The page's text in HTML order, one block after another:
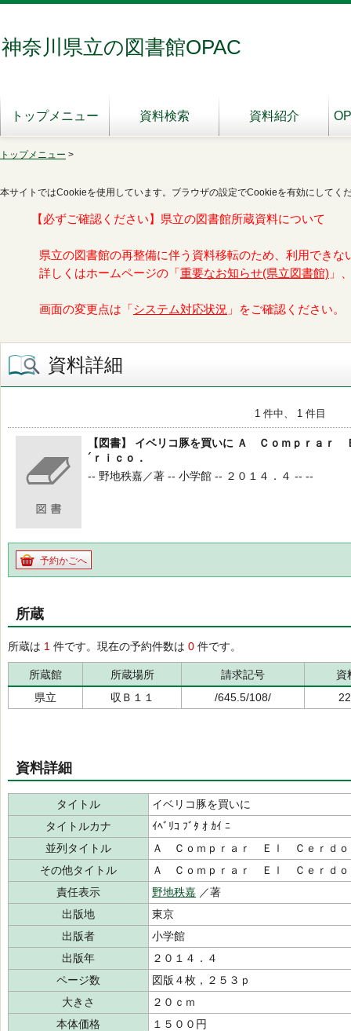
神奈川県立の図書館OPAC
トップメニュー 資料検索 資料紹介
トップメニュー >
本サイトではCookieを使用しています。ブラウザの設定でCookieを有効にしてく
【必ずご確認ください】県立の図書館所蔵資料について
県立の図書館の再整備に伴う資料移転のため、利用できな
詳しくはホームページの「 重要なお知らせ(県立図書館) 」
画面の変更点は「 システム対応状況 」をご確認ください。
資料詳細
1 件中、 1 件目
【図書】 イベリコ豚を買いに Ａ Ｃｏｍｐｒａ
´ｒｉｃｏ．
-- 野地秩嘉／著 -- 小学館 -- ２０１４．４ -- --
予約かごへ
所蔵
所蔵は 1 件です。現在の予約件数は 0 件です。
所蔵館 所蔵場所 請求記号
資
県立
収Ｂ１１ /645.5/108/
資料詳細
タイトル
イベリコ豚を買いに
タイトルカナ
ｲﾍﾞﾘｺ ﾌﾞﾀ ｵ ｶｲ ﾆ
並列タイトル
Ａ Ｃｏｍｐｒａｒ Ｅｌ Ｃｅｒｄｏ
その他タイトル
Ａ Ｃｏｍｐｒａｒ Ｅｌ Ｃｅｒｄｏ
責任表示
野地秩嘉 ／著
出版地
東京
出版者
小学館
出版年
２０１４．４
ページ数
図版４枚，２５３ｐ
大きさ
２０ｃｍ
本体価格
１５００円